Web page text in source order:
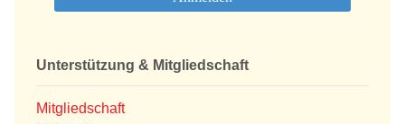
Unterstützung & Mitgliedschaft
Mitgliedschaft